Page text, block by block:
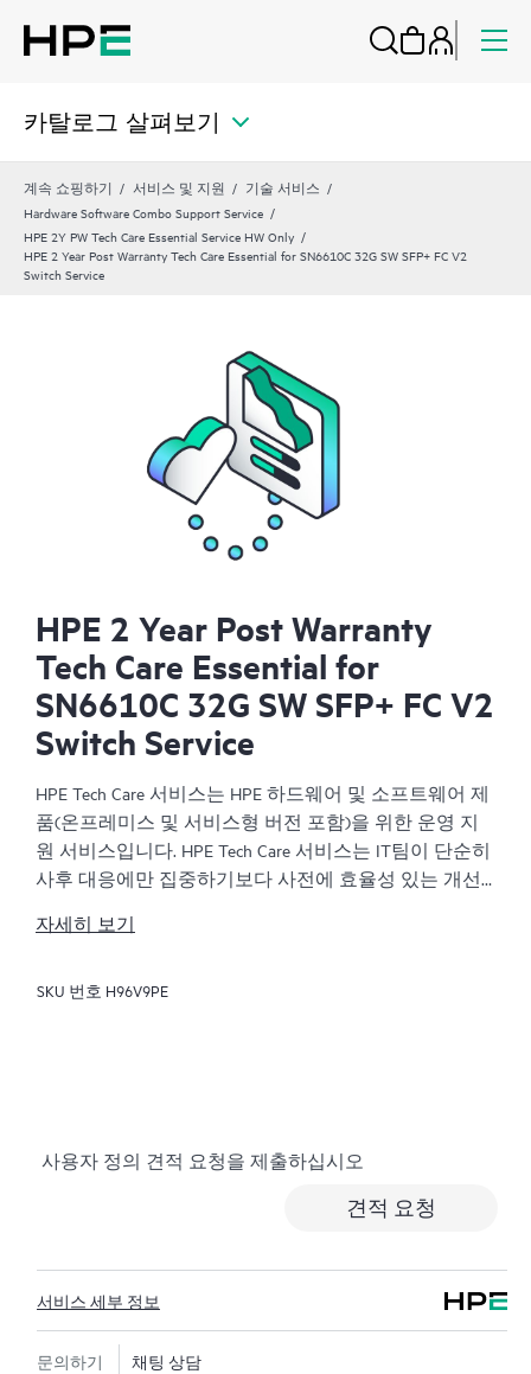
카탈로그 살펴보기
계속 쇼핑하기 서비스 및 지원
기술 서비스
Hardware Software Combo Support Service
HPE 2Y PW Tech Care Essential Service HW Only
HPE 2 Year Post Warranty Tech Care Essential for SN6610C 32G SW SFP+ FC V2
Switch Service
HPE 2 Year Post Warranty
Tech Care Essential for
SN6610C 32G SW SFP+ FC V2
Switch Service
HPE Tech Care 서비스는 HPE 하드웨어 및 소프트웨어 제
품(온프레미스 및 서비스형 버전 포함)을 위한 운영 지
원 서비스입니다. HPE Tech Care 서비스는 IT팀이 단순히
사후 대응에만 집중하기보다 사전에 효율성 있는 개선
줍니다.
HPE Tech Care 서비스는 고객이 위험을 줄이는 것뿐만 아
해 도움을 받을 수 있습니다. 고객은 특정 워크로드의 컨
보유한 전문 기술 리소스에 대한 액세스를 제공받으며,
지 않도록 합니다.
HPE Tech Care 서비스는 지원 대상 제품의 운영, 관리, 보
안에 대한 일반 기술 안내를 제공함으로써 기존의 지원
자세히 보기
SKU 번호 H96V9PE
사용자 정의 견적 요청을 제출하십시오
견적 요청
서비스 세부 정보
문의하기 채팅 상담